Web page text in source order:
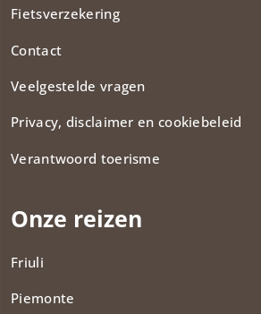
Fietsverzekering
Contact
Veelgestelde vragen
Privacy, disclaimer en cookiebeleid
Verantwoord toerisme
Onze reizen
Friuli
Piemonte